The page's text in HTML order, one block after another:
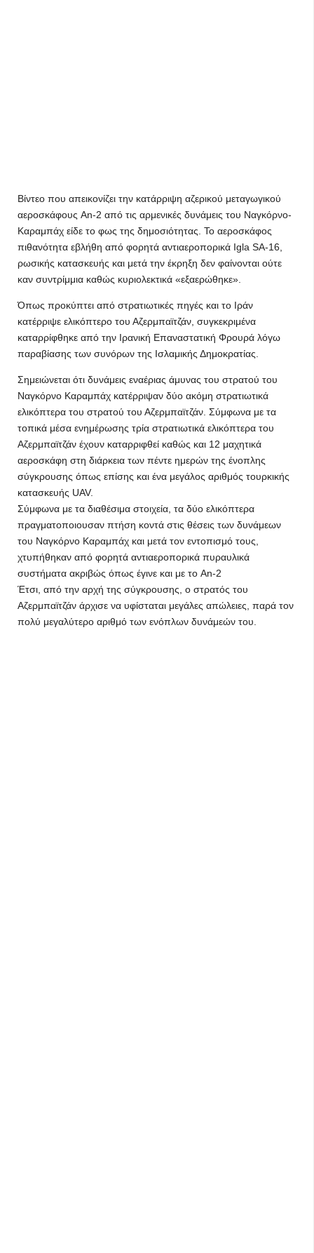
Βίντεο που απεικονίζει την κατάρριψη αζερικού μεταγωγικού
αεροσκάφους An-2 από τις αρμενικές δυνάμεις του Ναγκόρνο-
Καραμπάχ είδε το φως της δημοσιότητας. Το αεροσκάφος
πιθανότητα εβλήθη από φορητά αντιαεροπορικά Igla SA-16​,
ρωσικής κατασκευής και μετά την έκρηξη δεν φαίνονται ούτε
καν συντρίμμια καθώς κυριολεκτικά «εξαερώθηκε».
Όπως προκύπτει από στρατιωτικές πηγές και το Ιράν
κατέρριψε ελικόπτερο του Αζερμπαϊτζάν, συγκεκριμένα
καταρρίφθηκε από την Ιρανική Επαναστατική Φρουρά λόγω
παραβίασης των συνόρων της Ισλαμικής Δημοκρατίας.
Σημειώνεται ότι δυνάμεις εναέριας άμυνας του στρατού του
Ναγκόρνο Καραμπάχ κατέρριψαν δύο ακόμη στρατιωτικά
ελικόπτερα του στρατού του Αζερμπαϊτζάν. Σύμφωνα με τα
τοπικά μέσα ενημέρωσης τρία στρατιωτικά ελικόπτερα του
Αζερμπαϊτζάν έχουν καταρριφθεί καθώς και 12 μαχητικά
αεροσκάφη στη διάρκεια των πέντε ημερών της ένοπλης
σύγκρουσης όπως επίσης και ένα μεγάλος αριθμός τουρκικής
κατασκευής UAV.
Σύμφωνα με τα διαθέσιμα στοιχεία, τα δύο ελικόπτερα
πραγματοποιουσαν πτήση κοντά στις θέσεις των δυνάμεων
του Ναγκόρνο Καραμπάχ και μετά τον εντοπισμό τους,
χτυπήθηκαν από φορητά αντιαεροπορικά πυραυλικά
συστήματα ακριβώς όπως έγινε και με το An-2
Έτσι, από την αρχή της σύγκρουσης, ο στρατός του
Αζερμπαϊτζάν άρχισε να υφίσταται μεγάλες απώλειες, παρά τον
πολύ μεγαλύτερο αριθμό των ενόπλων δυνάμεών του.